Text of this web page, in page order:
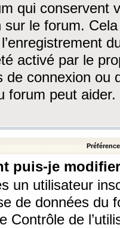
qui conservent
sur le forum.
activé par le
de connexion ou
forum peut aider.
puis-je
un utilisateur
de données du
Contrôle de